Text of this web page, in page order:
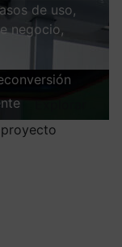
de uso,
negocio,